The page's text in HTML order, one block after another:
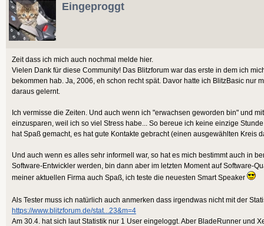
Eingeproggt
Zeit dass ich mich auch nochmal melde hier.
Vielen Dank für diese Community! Das Blitzforum war das erste in dem ich
bekommen hab. Ja, 2006, eh schon recht spät. Davor hatte ich BlitzBasic nur
daraus gelernt.
Ich vermisse die Zeiten. Und auch wenn ich "erwachsen geworden bin" und
einzusparen, weil ich so viel Stress habe... So bereue ich keine einzige
hat Spaß gemacht, es hat gute Kontakte gebracht (einen ausgewählten Kreis
Und auch wenn es alles sehr informell war, so hat es mich bestimmt auch in
Software-Entwickler werden, bin dann aber im letzten Moment auf Software-
meiner aktuellen Firma auch Spaß, ich teste die neuesten Smart Speaker
Als Tester muss ich natürlich auch anmerken dass irgendwas nicht mit der
https://www.blitzforum.de/stat...23&m=4
Am 30.4. hat sich laut Statistik nur 1 User eingeloggt. Aber BladeRunner und